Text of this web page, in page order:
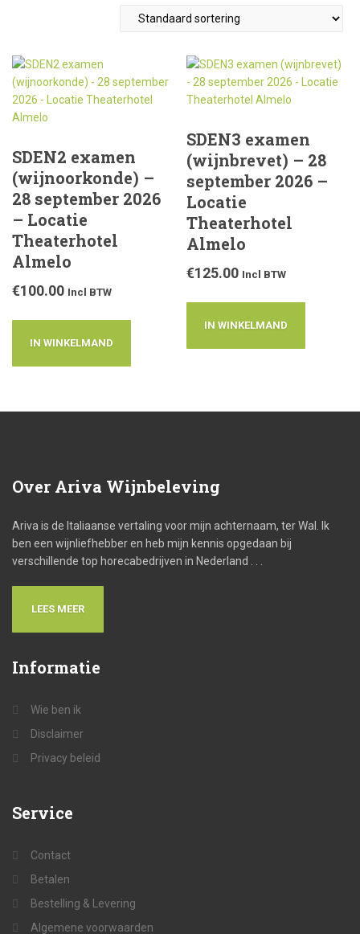
SDEN2 examen
(wijnoorkonde) –
28 september 2026
– Locatie
Theaterhotel
Almelo
€100.00 Incl BTW
IN WINKELMAND
SDEN3 examen
(wijnbrevet) – 28
september 2026 –
Locatie
Theaterhotel
Almelo
€125.00 Incl BTW
IN WINKELMAND
Over Ariva Wijnbeleving
Ariva is de Italiaanse vertaling voor mijn achternaam, ter Wal. Ik
ben een wijnliefhebber en heb mijn kennis opgedaan bij
verschillende top horecabedrijven in Nederland . . .
LEES MEER
Informatie
Wie ben ik
Disclaimer
Privacy beleid
Service
Contact
Betalen
Bestelling & Levering
Algemene voorwaarden